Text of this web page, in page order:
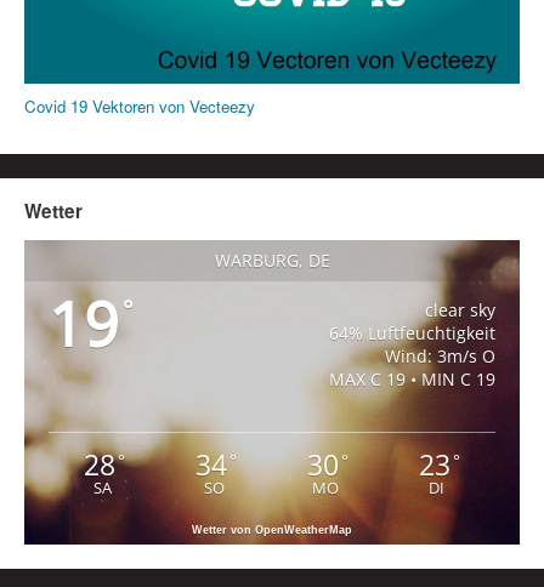
Covid 19 Vektoren von Vecteezy
Wetter
WARBURG, DE
19°
clear sky
64% Luftfeuchtigkeit
Wind: 3m/s O
MAX C 19 • MIN C 19
28°
SA
34°
SO
30°
MO
23°
DI
Wetter von OpenWeatherMap